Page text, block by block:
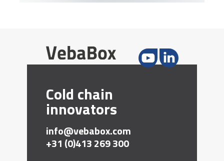
Cold chain
innovators
info@vebabox.com
+31 (0)413 269 300